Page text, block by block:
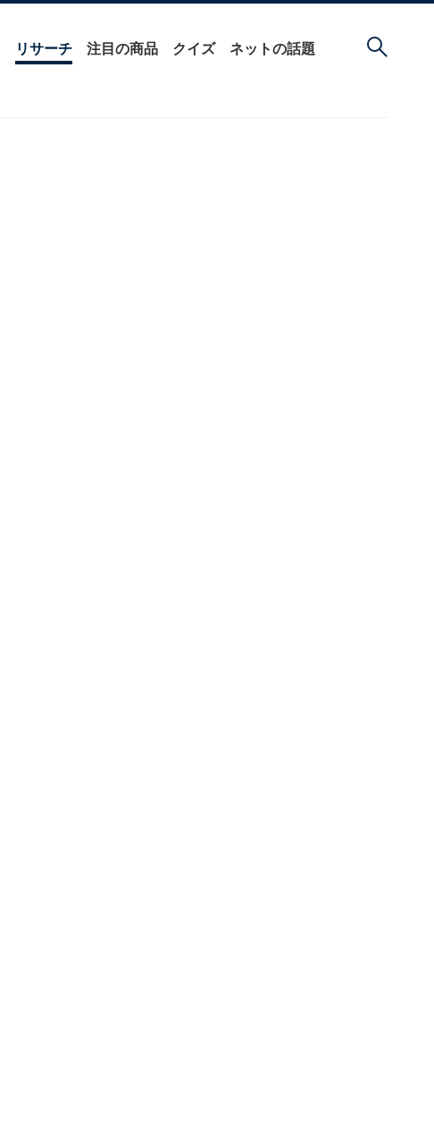
リサーチ 注目の商品 クイズ ネットの話題